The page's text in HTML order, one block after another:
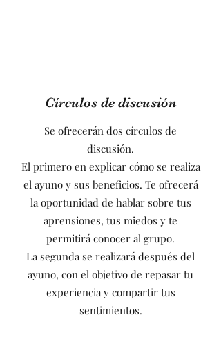
Círculos de discusión
Se ofrecerán dos círculos de
discusión.
El primero en explicar cómo se realiza
el ayuno y sus beneficios. Te ofrecerá
la oportunidad de hablar sobre tus
aprensiones, tus miedos y te
permitirá conocer al grupo.
La segunda se realizará después del
ayuno, con el objetivo de repasar tu
experiencia y compartir tus
sentimientos.